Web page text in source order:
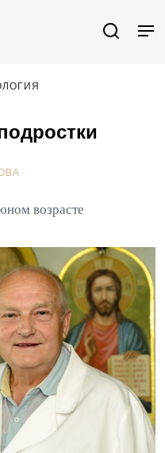
возрасте